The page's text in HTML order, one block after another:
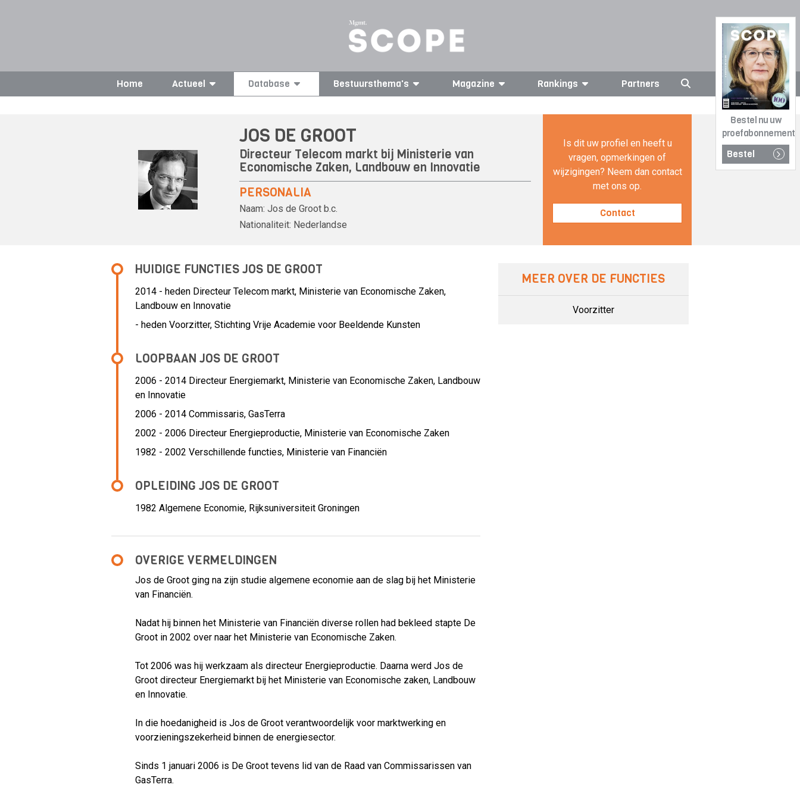
Bestel nu uw
proefabonnement
Bestel
Home Actueel Database Bestuursthema's Magazine Rankings Partners
JOS DE GROOT
Directeur Telecom markt bij Ministerie van
Economische Zaken, Landbouw en Innovatie
PERSONALIA
Naam: Jos de Groot b.c.
Nationaliteit: Nederlandse
Is dit uw profiel en heeft u
vragen, opmerkingen of
wijzigingen? Neem dan contact
met ons op.
Contact
HUIDIGE FUNCTIES JOS DE GROOT
2014 - heden Directeur Telecom markt, Ministerie van Economische Zaken,
Landbouw en Innovatie
- heden Voorzitter, Stichting Vrije Academie voor Beeldende Kunsten
LOOPBAAN JOS DE GROOT
2006 - 2014 Directeur Energiemarkt, Ministerie van Economische Zaken, Landbouw
en Innovatie
2006 - 2014 Commissaris, GasTerra
2002 - 2006 Directeur Energieproductie, Ministerie van Economische Zaken
1982 - 2002 Verschillende functies, Ministerie van Financiën
OPLEIDING JOS DE GROOT
1982 Algemene Economie, Rijksuniversiteit Groningen
OVERIGE VERMELDINGEN
Jos de Groot ging na zijn studie algemene economie aan de slag bij het Ministerie
van Financiën.
Nadat hij binnen het Ministerie van Financiën diverse rollen had bekleed stapte De
Groot in 2002 over naar het Ministerie van Economische Zaken.
Tot 2006 was hij werkzaam als directeur Energieproductie. Daarna werd Jos de
Groot directeur Energiemarkt bij het Ministerie van Economische zaken, Landbouw
en Innovatie.
In die hoedanigheid is Jos de Groot verantwoordelijk voor marktwerking en
voorzieningszekerheid binnen de energiesector.
Sinds 1 januari 2006 is De Groot tevens lid van de Raad van Commissarissen van
GasTerra.
MEER OVER DE FUNCTIES
Voorzitter